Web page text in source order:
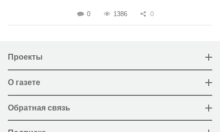
0 1386 0
Проекты
О газете
Обратная связь